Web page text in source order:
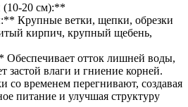
20 см):**
Крупные ветки, щепки, обрезки
кирпич, крупный щебень,
отток лишней воды,
застой влаги и гниение корней.
со временем перегнивают, создавая
питание и улучшая структуру